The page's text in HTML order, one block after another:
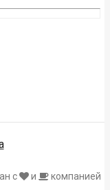
с и
компанией